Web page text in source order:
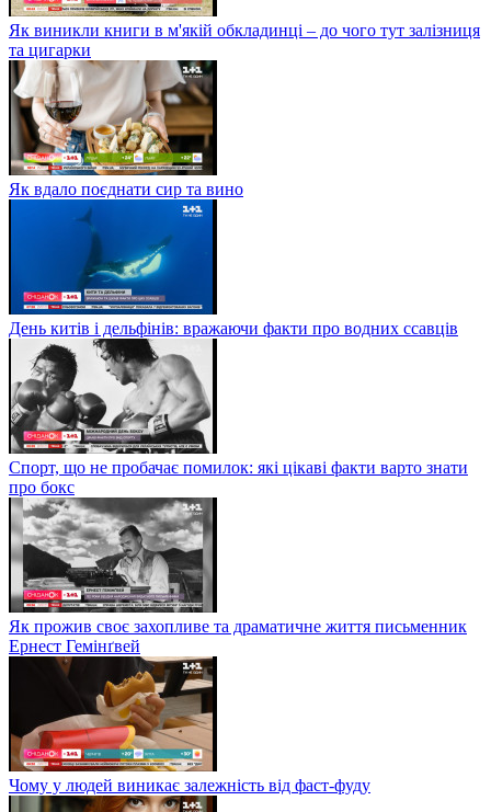
Як виникли книги в м'якій обкладинці – до чого тут залізниця
та цигарки
Як вдало поєднати сир та вино
День китів і дельфінів: вражаючи факти про водних ссавців
Спорт, що не пробачає помилок: які цікаві факти варто знати
про бокс
Як прожив своє захопливе та драматичне життя письменник
Ернест Гемінґвей
Чому у людей виникає залежність від фаст-фуду